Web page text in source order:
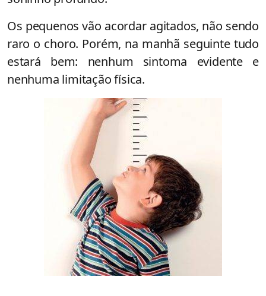
Os pequenos vão acordar agitados, não sendo
raro o choro. Porém, na manhã seguinte tudo
estará bem: nenhum sintoma evidente e
nenhuma limitação física.